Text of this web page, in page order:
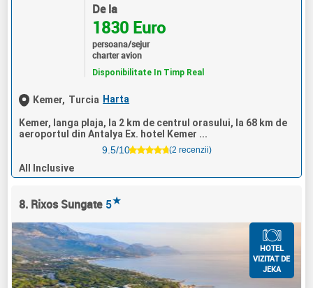
De la
1830 Euro
persoana/sejur
charter avion
Disponibilitate In Timp Real
Kemer, Turcia Harta
Kemer, langa plaja, la 2 km de centrul orasului, la 68 km de
aeroportul din Antalya Ex. hotel Kemer ...
9.5/10
(2 recenzii)
All Inclusive
8. Rixos Sungate 5★
HOTEL
VIZITAT DE
JEKA